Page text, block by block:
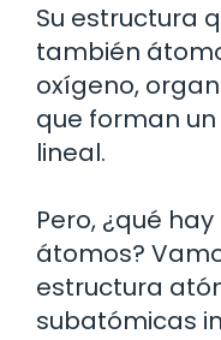
Su estructura
también
oxígeno,
que forman
lineal.
Pero, ¿qué
átomos?
estructura
subatómicas